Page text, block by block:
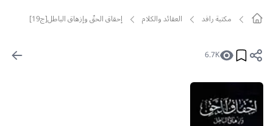
مکتبة رافد العقائد والكلام إحقاق الحقّ وإزهاق الباطل[ج19]
6.7K